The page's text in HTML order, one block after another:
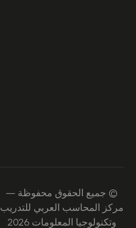
© جميع الحقوق محفوظة —
مركز المحاسب العربي للتدريب
وتكنولوجيا المعلومات 2026